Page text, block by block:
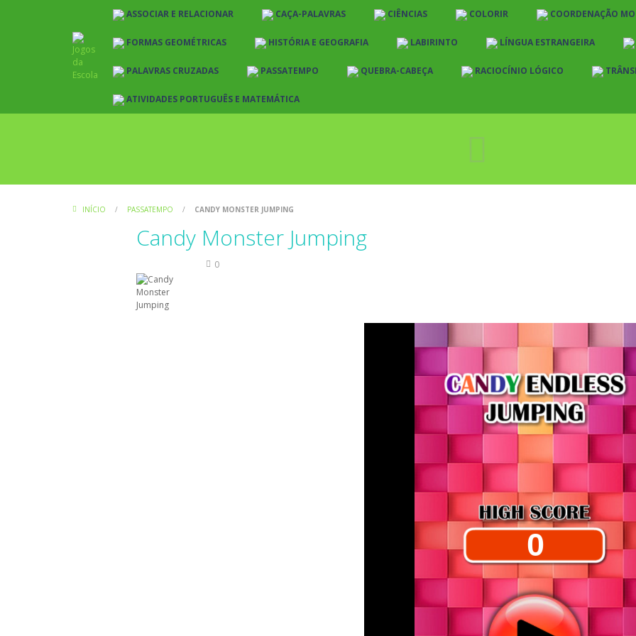
ASSOCIAR E RELACIONAR CAÇA-PALAVRAS CIÊNCIAS COLORIR COORDENAÇÃO
FORMAS GEOMÉTRICAS HISTÓRIA E GEOGRAFIA LABIRINTO LÍNGUA ESTRANGEIRA
PALAVRAS CRUZADAS PASSATEMPO QUEBRA-CABEÇA RACIOCÍNIO LÓGICO
ATIVIDADES PORTUGUÊS E MATEMÁTICA
INÍCIO / PASSATEMPO / CANDY MONSTER JUMPING
Candy Monster Jumping
0